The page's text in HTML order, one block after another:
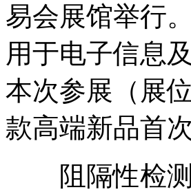
易会展馆举行
用于电子信息
本次参展（展
款高端新品首
阻隔性检测